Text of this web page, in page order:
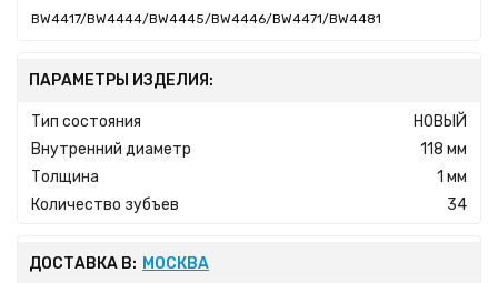
BW4417/BW4444/BW4445/BW4446/BW4471/BW4481
ПАРАМЕТРЫ ИЗДЕЛИЯ:
Тип состояния
НОВЫЙ
Внутренний диаметр
118 мм
Толщина
1 мм
Количество зубъев
34
ДОСТАВКА В: МОСКВА